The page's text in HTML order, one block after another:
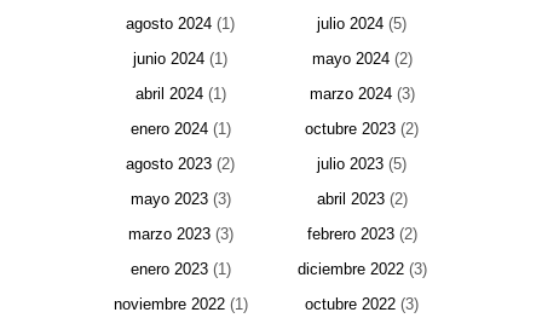
agosto 2024 (1) julio 2024 (5)
junio 2024 (1) mayo 2024(2)
abril 2024(1) marzo 2024(3)
enero 2024(1) octubre 2023 (2)
agosto 2023 (2) julio 2023 (5)
mayo 2023(3) abril 2023(2)
marzo 2023(3) febrero 2023(2)
enero 2023(1) diciembre 2022(3)
noviembre 2022(1) octubre 2022 (3)